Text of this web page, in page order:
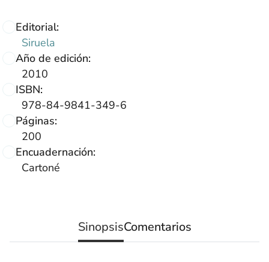
Editorial:
Siruela
Año de edición:
2010
ISBN:
978-84-9841-349-6
Páginas:
200
Encuadernación:
Cartoné
SinopsisComentarios